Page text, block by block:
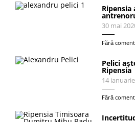
Ripensia
30 mai
Fără
Pelici
Ripensia
14
Fără